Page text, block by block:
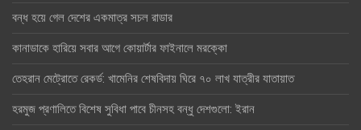
বন্ধ হয়ে গেল দেশের একমাত্র সচল রাডার
কানাডাকে হারিয়ে সবার আগে কোয়ার্টার ফাইনালে মরক্কো
তেহরান মেট্রোতে রেকর্ড: খামেনির শেষবিদায় ঘিরে ৭০ লাখ যাত্রীর যাতায়াত
হরমুজ প্রণালিতে বিশেষ সুবিধা পাবে চীনসহ বন্ধু দেশগুলো: ইরান